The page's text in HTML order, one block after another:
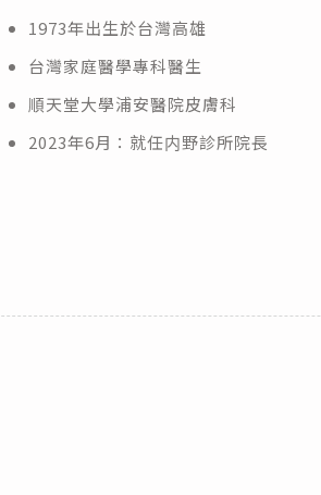
1973年出生於台灣高雄
台灣家庭醫學專科醫生
順天堂大學浦安醫院皮膚科
2023年6月：就任内野診所院長